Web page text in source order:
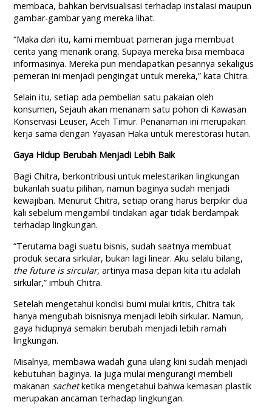
membaca, bahkan bervisualisasi terhadap instalasi maupun
gambar-gambar yang mereka lihat.
“Maka dari itu, kami membuat pameran juga membuat
cerita yang menarik orang. Supaya mereka bisa membaca
informasinya. Mereka pun mendapatkan pesannya sekaligus
pemeran ini menjadi pengingat untuk mereka,” kata Chitra.
Selain itu, setiap ada pembelian satu pakaian oleh
konsumen, Sejauh akan menanam satu pohon di Kawasan
Konservasi Leuser, Aceh Timur. Penanaman ini merupakan
kerja sama dengan Yayasan Haka untuk merestorasi hutan.
Gaya Hidup Berubah Menjadi Lebih Baik
Bagi Chitra, berkontribusi untuk melestarikan lingkungan
bukanlah suatu pilihan, namun baginya sudah menjadi
kewajiban. Menurut Chitra, setiap orang harus berpikir dua
kali sebelum mengambil tindakan agar tidak berdampak
terhadap lingkungan.
“Terutama bagi suatu bisnis, sudah saatnya membuat
produk secara sirkular, bukan lagi linear. Aku selalu bilang,
the future is sircular, artinya masa depan kita itu adalah
sirkular,” imbuh Chitra.
Setelah mengetahui kondisi bumi mulai kritis, Chitra tak
hanya mengubah bisnisnya menjadi lebih sirkular. Namun,
gaya hidupnya semakin berubah menjadi lebih ramah
lingkungan.​
Misalnya, membawa wadah guna ulang kini sudah menjadi
kebutuhan baginya. Ia juga mulai mengurangi membeli
makanan sachetketika mengetahui bahwa kemasan plastik
merupakan ancaman terhadap lingkungan.